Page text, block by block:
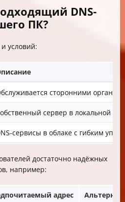
DNS-
ПК?
условий:
сторонними
сервер в локальной
сервисы в облаке с гибким
достаточно надёжных
например:
адрес